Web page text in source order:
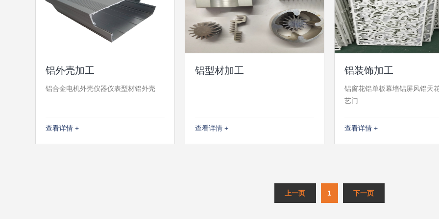
铝外壳加工
铝合金电机外壳仪器仪表型材铝外壳
查看详情 +
铝型材加工
查看详情 +
铝装饰加工
铝窗花铝单板幕墙铝屏风铝天
艺门
查看详情 +
1